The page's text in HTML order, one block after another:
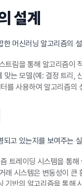
설계
머신러닝 알고리즘의
트림을 통해 알고리즘이
는 모델(예: 결정 트리,
를 사용하여 알고리즘의
고 있는지를 보여주는
트레이딩 시스템을 통
래 시스템은 변동성이 큰
기반의 알고리즘을 통해